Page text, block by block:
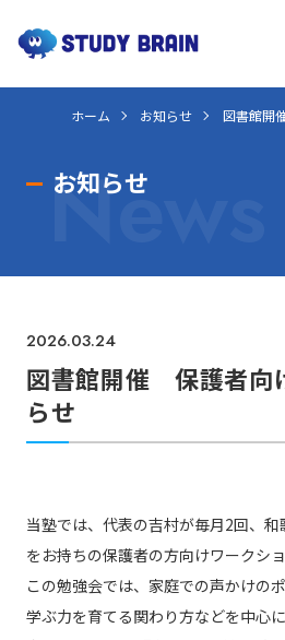
ホーム お知らせ 図書館開
お知らせ
News
2026.03.24
図書館開催 保護者向
らせ
当塾では、代表の吉村が毎月2回、
をお持ちの保護者の方向けワークシ
この勉強会では、家庭での声かけの
学ぶ力を育てる関わり方などを中心